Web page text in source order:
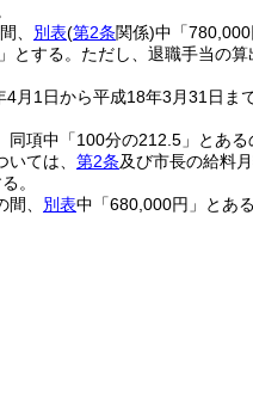
、 別表(第2条関係)中「
とする。 ただし、退職手当の
月1日から平成18年3月31日まで
同項中「100分の212.5」とある
ては、 第2条及び市長の給料
。
、 別表中「680,000円」とあ